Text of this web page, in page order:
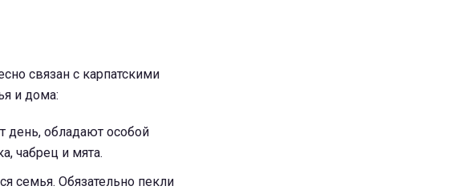
связан с карпатскими
и дома:
день, обладают особой
чабрец и мята.
семья. Обязательно пекли